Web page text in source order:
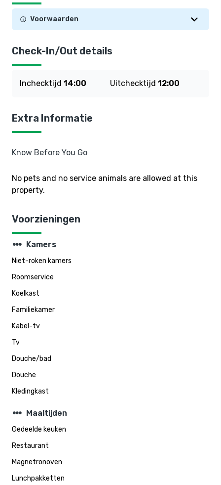
Voorwaarden
Check-In/Out details
Inchecktijd 14:00 Uitchecktijd 12:00
Extra Informatie
Know Before You Go
No pets and no service animals are allowed at this
property.
Voorzieningen
steppers Kamers
Niet-roken kamers
Roomservice
Koelkast
Familiekamer
Kabel-tv
Tv
Douche/bad
Douche
Kledingkast
steppers Maaltijden
Gedeelde keuken
Restaurant
Magnetronoven
Lunchpakketten